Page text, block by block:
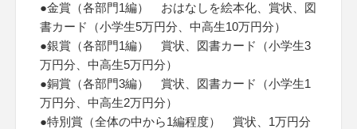
●金賞（各部門1編） おはなしを絵本化、賞状、図
書カード（小学生5万円分、中高生10万円分）
●銀賞（各部門1編） 賞状、図書カード（小学生3
万円分、中高生5万円分）
●銅賞（各部門3編） 賞状、図書カード（小学生1
万円分、中高生2万円分）
●特別賞（全体の中から1編程度） 賞状、1万円分